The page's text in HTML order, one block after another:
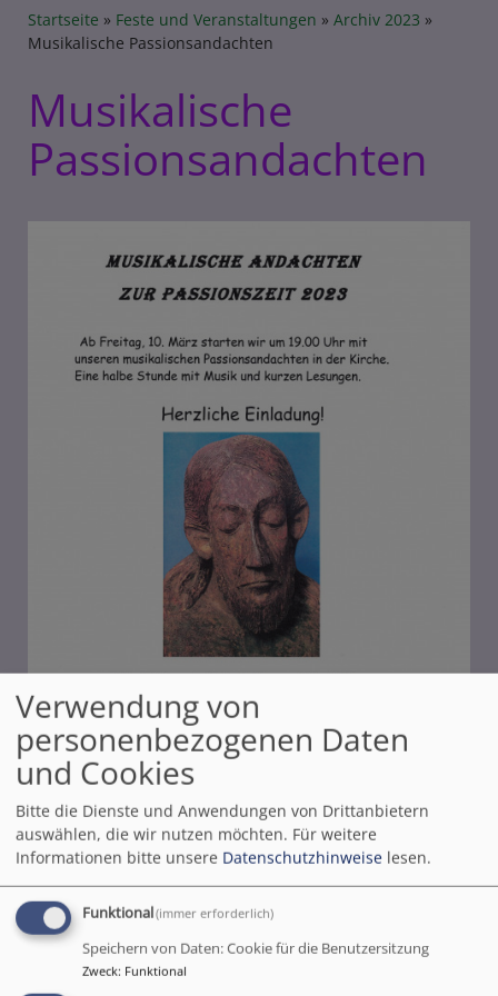
Breadcrumb
Startseite Feste und Veranstaltungen
Archiv 2023
Musikalische Passionsandachten
Musikalische
Passionsandachten
Bildrechte Ev. KG Kreuzwertheim
Ab Freitag, 10. März starten wir um 19.00 Uhr in die
Fastenzeit mit unseren musikalischen
Passionsandachten in der Kirche „Zum Heiligen
Kreuz“ in Kreuzwertheim. Eine halbe Stunde mit
Verwendung von
personenbezogenen Daten
und Cookies
Bitte die Dienste und Anwendungen von Drittanbietern
auswählen, die wir nutzen möchten. Für weitere
Informationen bitte unsere Datenschutzhinweise lesen.
Funktional(immer erforderlich)
Speichern von Daten: Cookie für die Benutzersitzung
Zweck: Funktional